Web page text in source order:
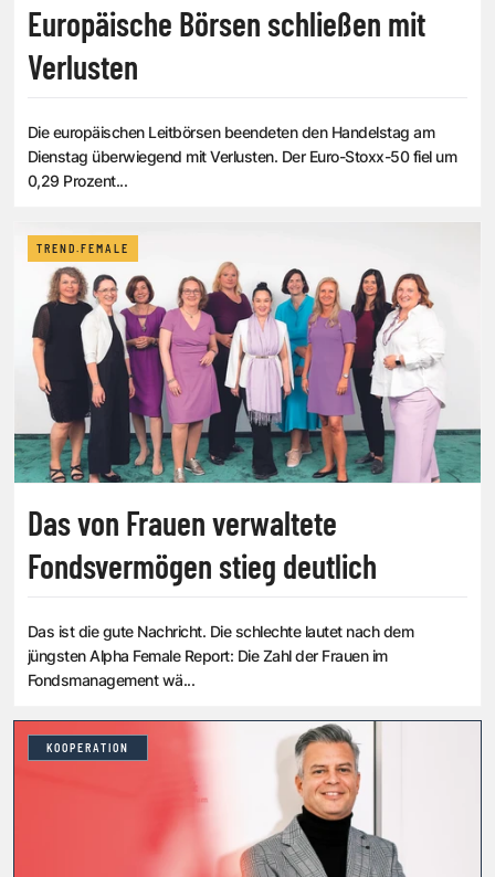
Europäische Börsen schließen mit
Verlusten
Die europäischen Leitbörsen beendeten den Handelstag am
Dienstag überwiegend mit Verlusten. Der Euro-Stoxx-50 fiel um
0,29 Prozent...
TREND.FEMALE
Das von Frauen verwaltete
Fondsvermögen stieg deutlich
Das ist die gute Nachricht. Die schlechte lautet nach dem
jüngsten Alpha Female Report: Die Zahl der Frauen im
Fondsmanagement wä...
KOOPERATION